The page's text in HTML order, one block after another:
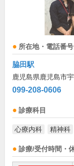
所在地・電話番号
脇田駅
鹿児島県鹿児島市
099-208-0606
診療科目
心療内科 精神科
診療/受付時間・